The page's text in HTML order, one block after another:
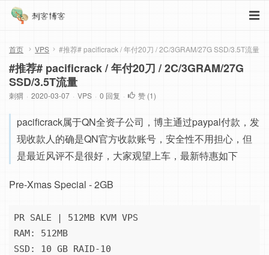
首页 VPS #推荐# pacificrack / 年付20刀 / 2C/3GRAM/27G SSD/3.5T流量
#推荐# pacificrack / 年付20刀 / 2C/3GRAM/27G
SSD/3.5T流量
刺猬 · 2020-03-07 · VPS · 0 回复 · 赞 (1)
pacificrack属于QN全资子公司，博主通过paypal付款，发
现收款人的确是QN官方收款账号，安全性不用担心，但
是最近风评不是很好，大家观望上车，最新特惠如下
Pre-Xmas Special - 2GB
PR SALE | 512MB KVM VPS
RAM: 512MB
SSD: 10 GB RAID-10